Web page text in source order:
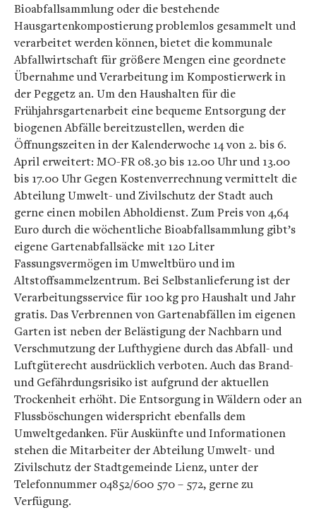
Bioabfallsammlung oder die bestehende
Hausgartenkompostierung problemlos gesammelt und
verarbeitet werden können, bietet die kommunale
Abfallwirtschaft für größere Mengen eine geordnete
Übernahme und Verarbeitung im Kompostierwerk in
der Peggetz an. Um den Haushalten für die
Frühjahrsgartenarbeit eine bequeme Entsorgung der
biogenen Abfälle bereitzustellen, werden die
Öffnungszeiten in der Kalenderwoche 14 von 2. bis 6.
April erweitert: MO-FR 08.30 bis 12.00 Uhr und 13.00
bis 17.00 Uhr Gegen Kostenverrechnung vermittelt die
Abteilung Umwelt- und Zivilschutz der Stadt auch
gerne einen mobilen Abholdienst. Zum Preis von 4,64
Euro durch die wöchentliche Bioabfallsammlung gibt’s
eigene Gartenabfallsäcke mit 120 Liter
Fassungsvermögen im Umweltbüro und im
Altstoffsammelzentrum. Bei Selbstanlieferung ist der
Verarbeitungsservice für 100 kg pro Haushalt und Jahr
gratis. Das Verbrennen von Gartenabfällen im eigenen
Garten ist neben der Belästigung der Nachbarn und
Verschmutzung der Lufthygiene durch das Abfall- und
Luftgüterecht ausdrücklich verboten. Auch das Brand-
und Gefährdungsrisiko ist aufgrund der aktuellen
Trockenheit erhöht. Die Entsorgung in Wäldern oder an
Flussböschungen widerspricht ebenfalls dem
Umweltgedanken. Für Auskünfte und Informationen
stehen die Mitarbeiter der Abteilung Umwelt- und
Zivilschutz der Stadtgemeinde Lienz, unter der
Telefonnummer 04852/600 570 – 572, gerne zu
Verfügung.